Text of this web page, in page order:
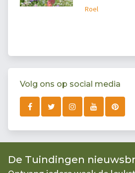
Roel
Volg ons op social media
De Tuindingen